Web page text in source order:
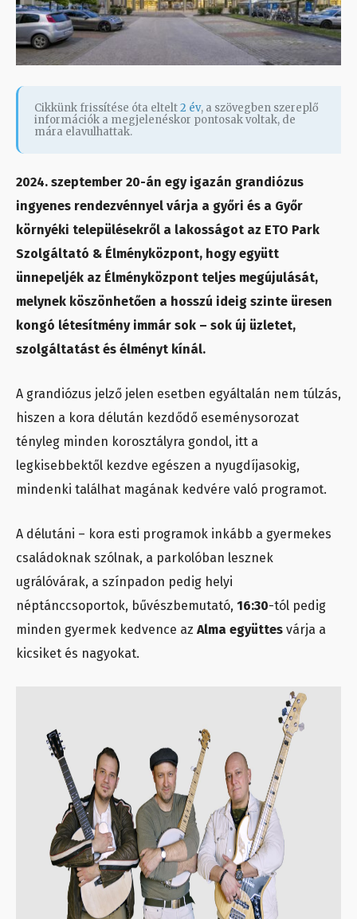
Cikkünk frissítése óta eltelt2 év, a szövegben szereplő
információk a megjelenéskor pontosak voltak, de
mára elavulhattak.
2024. szeptember 20-án egy igazán grandiózus
ingyenes rendezvénnyel várja a győri és a Győr
környéki településekről a lakosságot az ETO Park
Szolgáltató & Élményközpont, hogy együtt
ünnepeljék az Élményközpont teljes megújulását,
melynek köszönhetően a hosszú ideig szinte üresen
kongó létesítmény immár sok – sok új üzletet,
szolgáltatást és élményt kínál.
A grandiózus jelző jelen esetben egyáltalán nem túlzás,
hiszen a kora délután kezdődő eseménysorozat
tényleg minden korosztályra gondol, itt a
legkisebbektől kezdve egészen a nyugdíjasokig,
mindenki találhat magának kedvére való programot.
A délutáni – kora esti programok inkább a gyermekes
családoknak szólnak, a parkolóban lesznek
ugrálóvárak, a színpadon pedig helyi
néptánccsoportok, bűvészbemutató, 16:30-tól pedig
minden gyermek kedvence az Alma együttes várja a
kicsiket és nagyokat.